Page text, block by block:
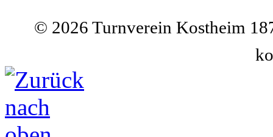
© 2026 Turnverein Kostheim